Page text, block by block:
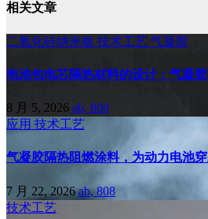
相关文章
二氧化硅纳米板 技术工艺 气凝胶
电池包电芯隔热材料的设计：气凝
8 月 5, 2026 ab, 808
应用 技术工艺
气凝胶隔热阻燃涂料，为动力电池
7 月 22, 2026ab, 808
技术工艺